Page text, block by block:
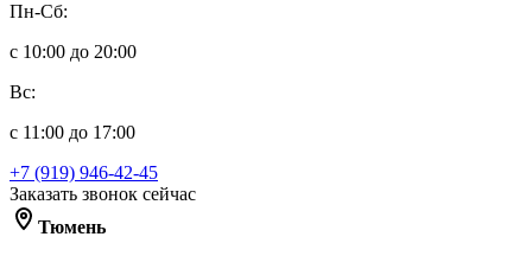
Пн-Сб:
с 10:00 до 20:00
Вс:
с 11:00 до 17:00
+7 (919) 946-42-45
Заказать звонок сейчас
Тюмень